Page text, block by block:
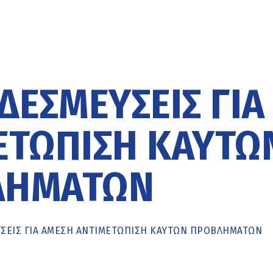
ΓΙΑ
ΓΙΑ ΆΜΕΣΗ ΑΝΤΙΜΕΤΏΠΙΣΗ ΚΑΥΤΏΝ ΠΡΟΒΛΗΜΆΤΩΝ